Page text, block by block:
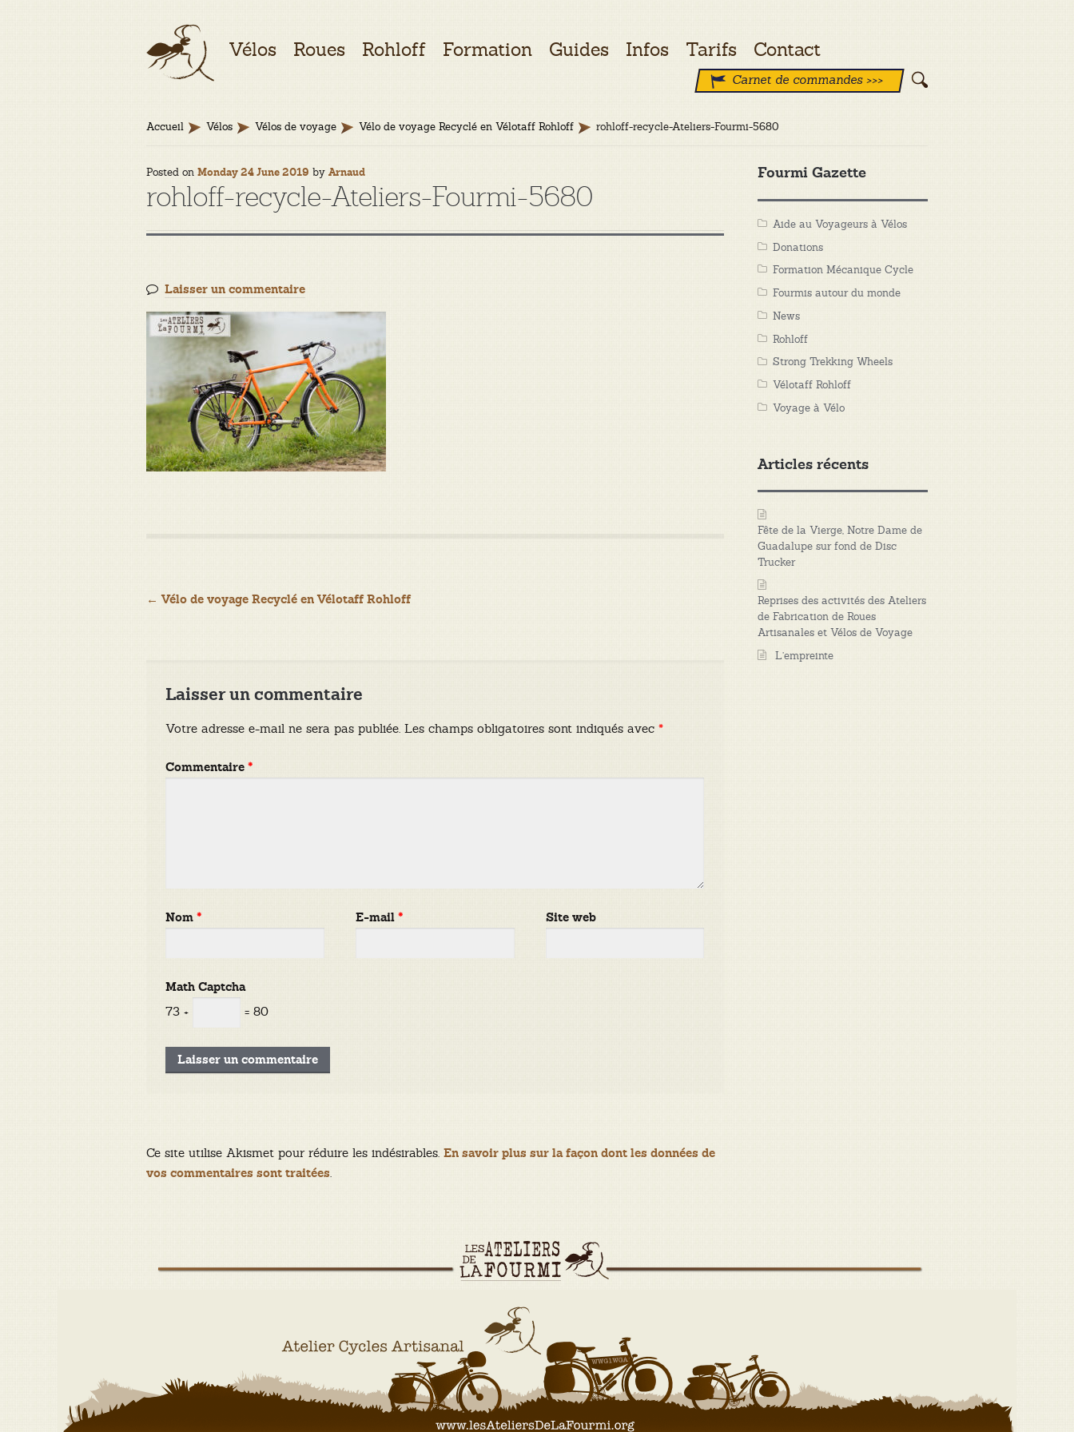
Aller
Aller
au
Vélos Roues Rohloff Formation Guides Infos Tarifs Contact
Carnet de commandes >>>
Accueil Vélos Vélos de voyage Vélo de voyage Recyclé en Vélotaff Rohloff rohloff-recycle-Ateliers-Fourmi-5680
Posted onMonday 24 June 2019 byArnaud
rohloff-recycle-Ateliers-Fourmi-5680
Laisser un commentaire
Navigation
← Vélo de voyage Recyclé en Vélotaff Rohloff
Laisser un commentaire
Votre adresse e-mail ne sera pas publiée. Les champs obligatoires sont indiqués avec*
Commentaire*
Nom* E-mail* Site web
Math Captcha
73 +
= 80
Ce site utilise Akismet pour réduire les indésirables.En savoir plus sur la façon dont les données de
vos commentaires sont traitées.
Fourmi Gazette
Aide au Voyageurs à Vélos
Donations
Formation Mécanique Cycle
Fourmis autour du monde
News
Rohloff
Strong Trekking Wheels
Vélotaff Rohloff
Voyage à Vélo
Articles récents
Fête de la Vierge, Notre Dame de
Guadalupe sur fond de Disc
Trucker
Reprises des activités des Ateliers
de Fabrication de Roues
Artisanales et Vélos de Voyage
L’empreinte